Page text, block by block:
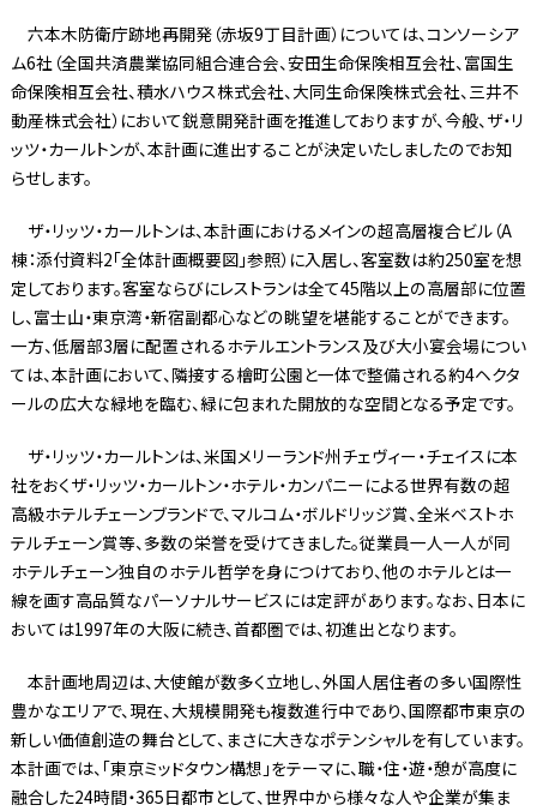
六本木防衛庁跡地再開発（赤坂9丁目計画）については、コンソーシア
ム6社（全国共済農業協同組合連合会、安田生命保険相互会社、富国生
命保険相互会社、積水ハウス株式会社、大同生命保険株式会社、三井不
動産株式会社）において鋭意開発計画を推進しておりますが、今般、ザ・リ
ッツ・カールトンが、本計画に進出することが決定いたしましたのでお知
らせします。
ザ・リッツ・カールトンは、本計画におけるメインの超高層複合ビル（A
棟：添付資料2「全体計画概要図」参照）に入居し、客室数は約250室を想
定しております。客室ならびにレストランは全て45階以上の高層部に位置
し、富士山・東京湾・新宿副都心などの眺望を堪能することができます。
一方、低層部3層に配置されるホテルエントランス及び大小宴会場につい
ては、本計画において、隣接する檜町公園と一体で整備される約4ヘクタ
ールの広大な緑地を臨む、緑に包まれた開放的な空間となる予定です。
ザ・リッツ・カールトンは、米国メリーランド州チェヴィー・チェイスに本
社をおくザ・リッツ・カールトン・ホテル・カンパニーによる世界有数の超
高級ホテルチェーンブランドで、マルコム・ボルドリッジ賞、全米ベストホ
テルチェーン賞等、多数の栄誉を受けてきました。従業員一人一人が同
ホテルチェーン独自のホテル哲学を身につけており、他のホテルとは一
線を画す高品質なパーソナルサービスには定評があります。なお、日本に
おいては1997年の大阪に続き、首都圏では、初進出となります。
本計画地周辺は、大使館が数多く立地し、外国人居住者の多い国際性
豊かなエリアで、現在、大規模開発も複数進行中であり、国際都市東京の
新しい価値創造の舞台として、まさに大きなポテンシャルを有しています。
本計画では、「東京ミッドタウン構想」をテーマに、職・住・遊・憩が高度に
融合した24時間・365日都市として、世界中から様々な人や企業が集ま